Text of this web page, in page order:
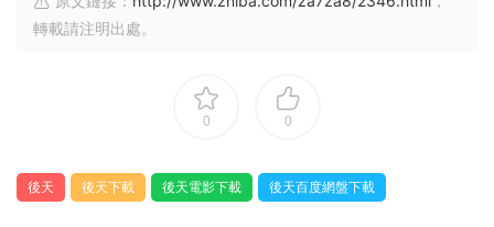
轉載請注明出處。
0 0
後天 後天下載 後天電影下載 後天百度網盤下載